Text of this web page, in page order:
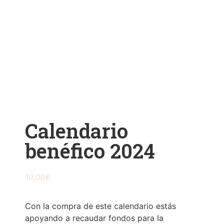
Calendario
benéfico 2024
10,00€
Con la compra de este calendario estás
apoyando a recaudar fondos para la